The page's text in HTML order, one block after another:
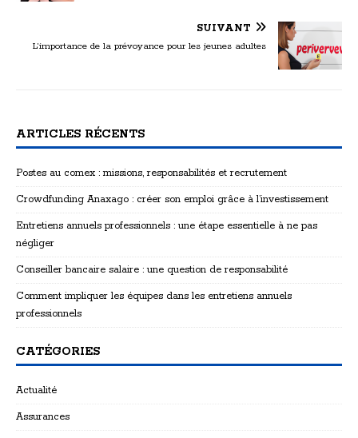
SUIVANT
L’importance de la prévoyance pour les jeunes adultes
ARTICLES RÉCENTS
Postes au comex : missions, responsabilités et recrutement
Crowdfunding Anaxago : créer son emploi grâce à l’investissement
Entretiens annuels professionnels : une étape essentielle à ne pas
négliger
Conseiller bancaire salaire : une question de responsabilité
Comment impliquer les équipes dans les entretiens annuels
professionnels
CATÉGORIES
Actualité
Assurances